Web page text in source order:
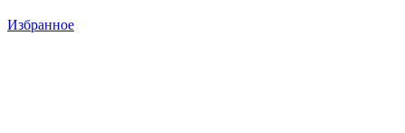
Избранное